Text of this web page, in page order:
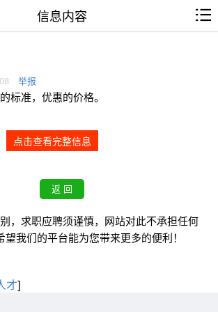
信息内容
举报
标准，优惠的价格。
点击查看完整信息
，求职应聘须谨慎，网站对此不承担任何
我们的平台能为您带来更多的便利！
才]